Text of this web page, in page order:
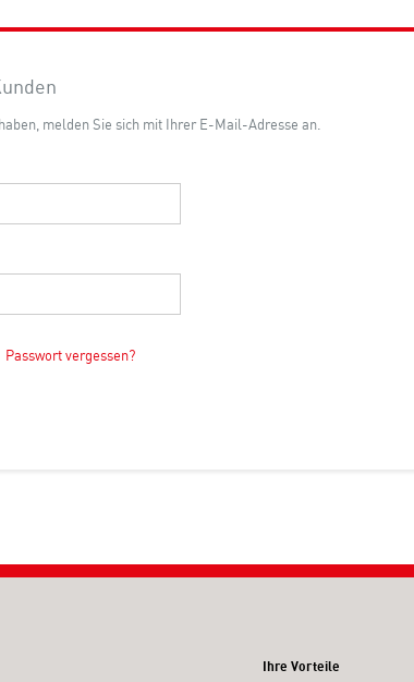
melden Sie sich mit Ihrer E-Mail-Adresse an.
Passwort vergessen?
Ihre Vorteile